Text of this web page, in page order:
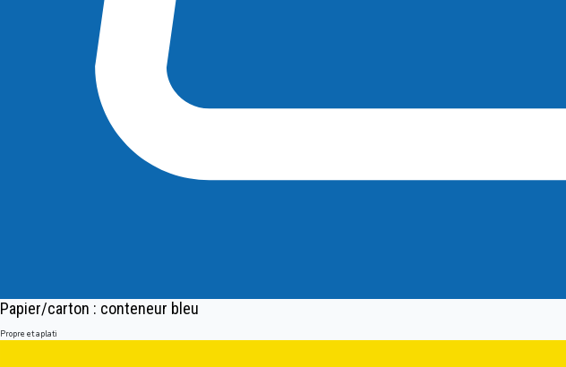
Papier/carton : conteneur bleu
Propre et aplati